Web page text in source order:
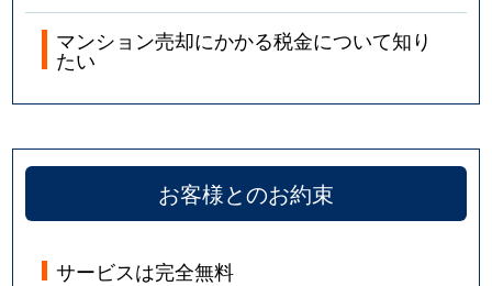
マンション売却にかかる税金について知り
たい
お客様とのお約束
サービスは完全無料